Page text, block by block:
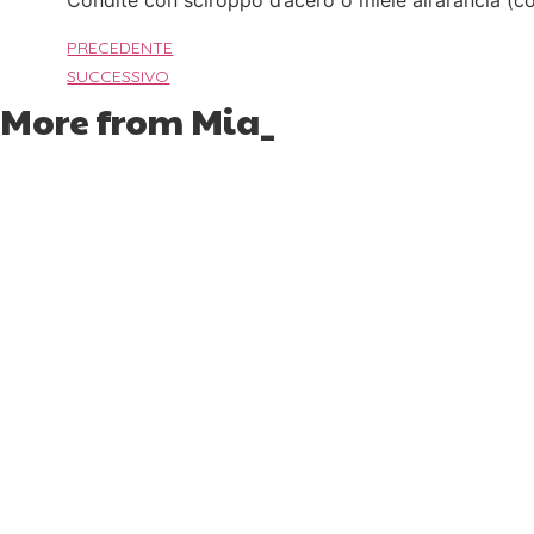
PRECEDENTE
SUCCESSIVO
More from Mia_